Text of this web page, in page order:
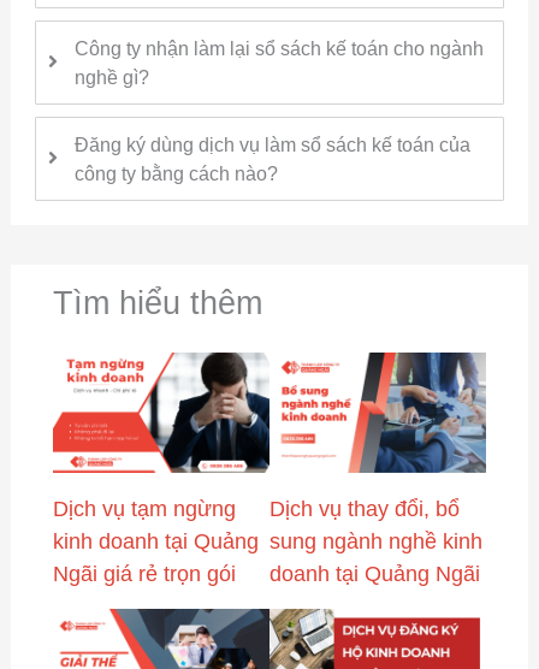
Công ty nhận làm lại sổ sách kế toán cho ngành
nghề gì?
Đăng ký dùng dịch vụ làm sổ sách kế toán của
công ty bằng cách nào?
Tìm hiểu thêm
Dịch vụ tạm ngừng
kinh doanh tại Quảng
Ngãi giá rẻ trọn gói
Dịch vụ thay đổi, bổ
sung ngành nghề kinh
doanh tại Quảng Ngãi